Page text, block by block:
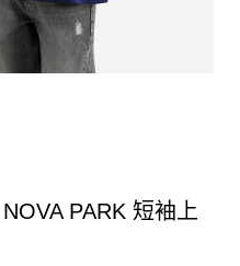
PARK 短袖上